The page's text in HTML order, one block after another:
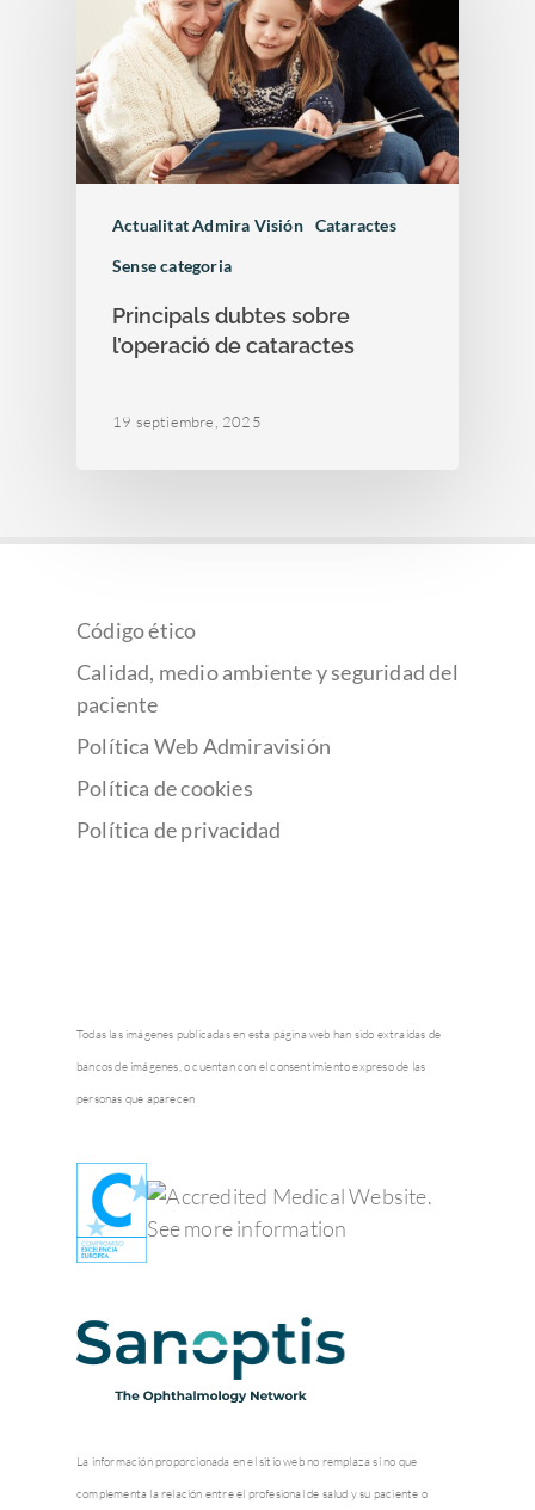
Actualitat Admira Visión Cataractes
Sense categoria
Principals dubtes sobre
l’operació de cataractes
19 septiembre, 2025
Código ético
Calidad, medio ambiente y seguridad del
paciente
Política Web Admiravisión
Política de cookies
Política de privacidad
Todas las imágenes publicadas en esta página web han sido extraídas de
bancos de imágenes, o cuentan con el consentimiento expreso de las
personas que aparecen
La información proporcionada en el sitio web no remplaza si no que
complementa la relación entre el profesional de salud y su paciente o